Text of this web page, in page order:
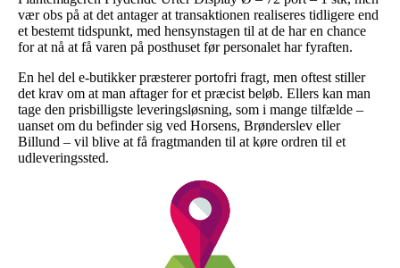
vær obs på at det antager at transaktionen realiseres tidligere end
et bestemt tidspunkt, med hensynstagen til at de har en chance
for at nå at få varen på posthuset før personalet har fyraften.
En hel del e-butikker præsterer portofri fragt, men oftest stiller
det krav om at man aftager for et præcist beløb. Ellers kan man
tage den prisbilligste leveringsløsning, som i mange tilfælde –
uanset om du befinder sig ved Horsens, Brønderslev eller
Billund – vil blive at få fragtmanden til at køre ordren til et
udleveringssted.